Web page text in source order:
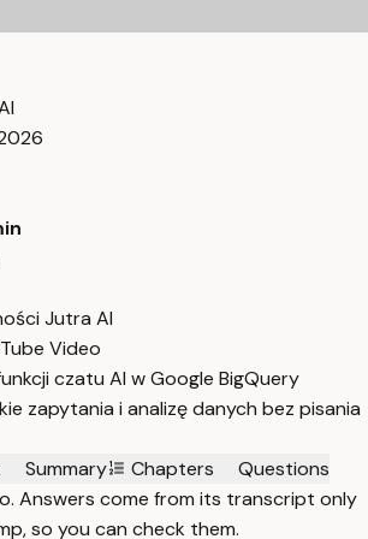
Jutra AI
Video
czatu AI w Google BigQuery
zapytania i analizę danych bez pisania
Summary Chapters
Questions
Answers come from its transcript only
so you can check them.